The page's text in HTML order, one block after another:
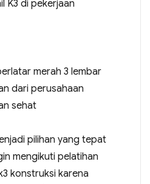
K3 di pekerjaan
merah 3 lembar
dari perusahaan
sehat
pilihan yang tepat
mengikuti pelatihan
konstruksi karena